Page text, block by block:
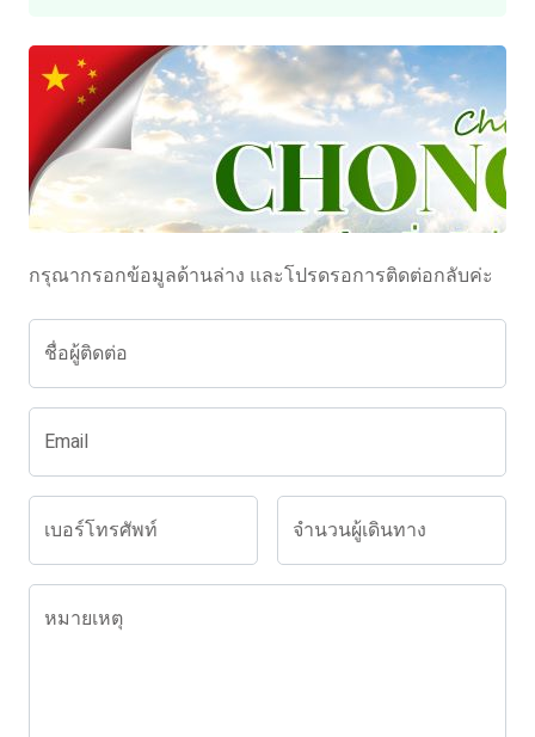
กรุณากรอกข้อมูลด้านล่าง และโปรดรอการติดต่อกลับค่ะ
ชื่อผู้ติดต่อ
Email
เบอร์โทรศัพท์ จำนวนผู้เดินทาง
หมายเหตุ